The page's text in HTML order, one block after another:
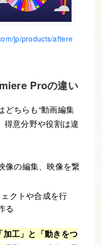
jp/products/aftere
Proの違い
どちらも“動画編集
得意分野や役割は違
像の編集、映像を繋
クトや合成を行
る
「加工」と「動きをつ